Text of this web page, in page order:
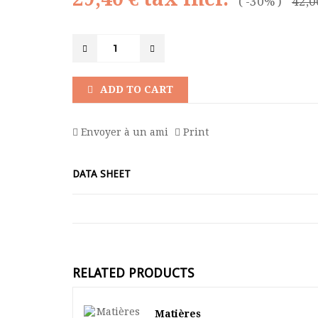
ADD TO CART
Envoyer à un ami Print
DATA SHEET
RELATED PRODUCTS
Matières